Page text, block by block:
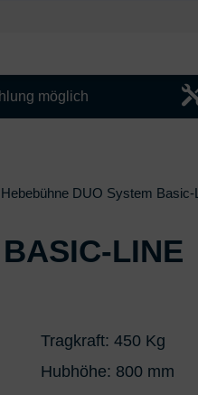
möglich
DUO System Basic-
LINE
Tragkraft: 450 Kg
Hubhöhe: 800 mm